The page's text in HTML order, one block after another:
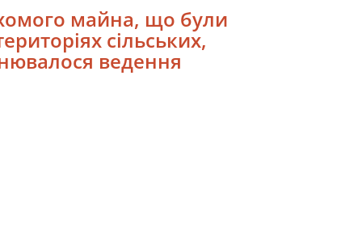
майна, що були
сільських,
ведення